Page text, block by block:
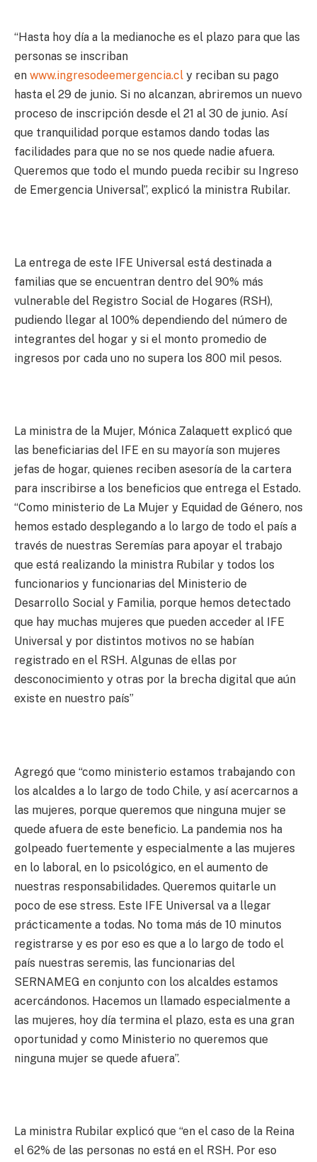
“Hasta hoy día a la medianoche es el plazo para que las
personas se inscriban
en www.ingresodeemergencia.cl y reciban su pago
hasta el 29 de junio. Si no alcanzan, abriremos un nuevo
proceso de inscripción desde el 21 al 30 de junio. Así
que tranquilidad porque estamos dando todas las
facilidades para que no se nos quede nadie afuera.
Queremos que todo el mundo pueda recibir su Ingreso
de Emergencia Universal”, explicó la ministra Rubilar.
La entrega de este IFE Universal está destinada a
familias que se encuentran dentro del 90% más
vulnerable del Registro Social de Hogares (RSH),
pudiendo llegar al 100% dependiendo del número de
integrantes del hogar y si el monto promedio de
ingresos por cada uno no supera los 800 mil pesos.
La ministra de la Mujer, Mónica Zalaquett explicó que
las beneficiarias del IFE en su mayoría son mujeres
jefas de hogar, quienes reciben asesoría de la cartera
para inscribirse a los beneficios que entrega el Estado.
“Como ministerio de La Mujer y Equidad de Género, nos
hemos estado desplegando a lo largo de todo el país a
través de nuestras Seremías para apoyar el trabajo
que está realizando la ministra Rubilar y todos los
funcionarios y funcionarias del Ministerio de
Desarrollo Social y Familia, porque hemos detectado
que hay muchas mujeres que pueden acceder al IFE
Universal y por distintos motivos no se habían
registrado en el RSH. Algunas de ellas por
desconocimiento y otras por la brecha digital que aún
existe en nuestro país”
Agregó que “como ministerio estamos trabajando con
los alcaldes a lo largo de todo Chile, y así acercarnos a
las mujeres, porque queremos que ninguna mujer se
quede afuera de este beneficio. La pandemia nos ha
golpeado fuertemente y especialmente a las mujeres
en lo laboral, en lo psicológico, en el aumento de
nuestras responsabilidades. Queremos quitarle un
poco de ese stress. Este IFE Universal va a llegar
prácticamente a todas. No toma más de 10 minutos
registrarse y es por eso es que a lo largo de todo el
país nuestras seremis, las funcionarias del
SERNAMEG en conjunto con los alcaldes estamos
acercándonos. Hacemos un llamado especialmente a
las mujeres, hoy día termina el plazo, esta es una gran
oportunidad y como Ministerio no queremos que
ninguna mujer se quede afuera”.
La ministra Rubilar explicó que “en el caso de la Reina
el 62% de las personas no está en el RSH. Por eso